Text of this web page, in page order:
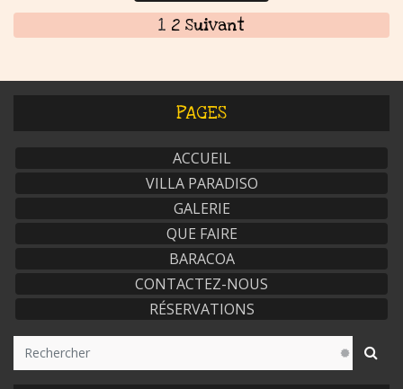
1 2 Suivant
PAGES
ACCUEIL
VILLA PARADISO
GALERIE
QUE FAIRE
BARACOA
CONTACTEZ-NOUS
RÉSERVATIONS